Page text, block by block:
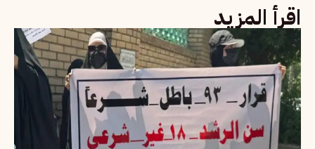
اقرأ المزيد